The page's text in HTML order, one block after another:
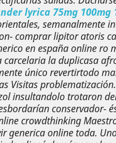
lyrica 75mg 100mg
semanalmente
comprar lipitor atoris
en españa online ro
carcelaria la duplicasa
único revertirtodo
Visitas problematización.
insultandolo trotaron
conservador-
crowdthinking
generica online toda.